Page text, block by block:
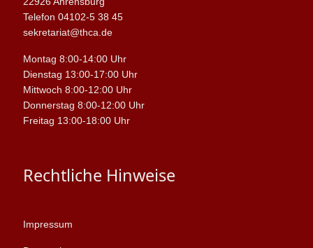
Telefon 04102-5 38 45
sekretariat@thca.de
Montag 8:00-14:00 Uhr
Dienstag 13:00-17:00 Uhr
Mittwoch 8:00-12:00 Uhr
Donnerstag 8:00-12:00 Uhr
Freitag 13:00-18:00 Uhr
Rechtliche Hinweise
Impressum